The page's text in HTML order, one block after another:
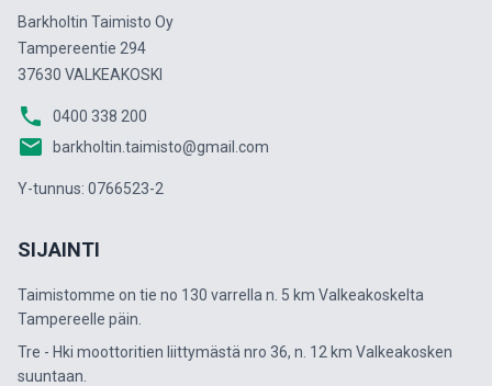
Barkholtin Taimisto Oy
Tampereentie 294
37630 VALKEAKOSKI
phone 0400 338 200
email barkholtin.taimisto@gmail.com
Y-tunnus: 0766523-2
SIJAINTI
Taimistomme on tie no 130 varrella n. 5 km Valkeakoskelta
Tampereelle päin.
Tre - Hki moottoritien liittymästä nro 36, n. 12 km Valkeakosken
suuntaan.